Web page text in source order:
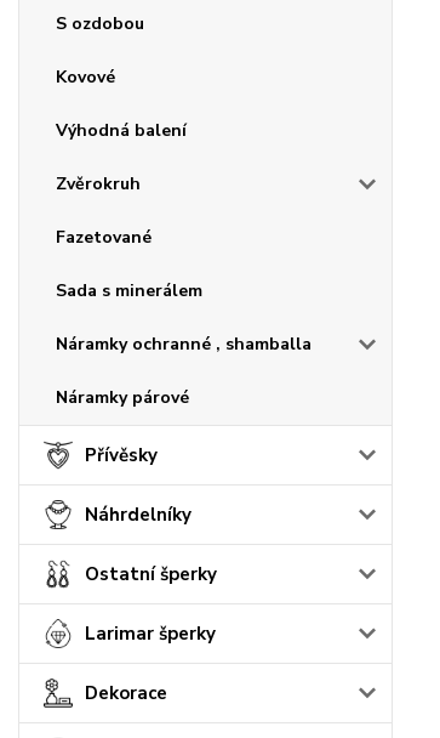
S ozdobou
Kovové
Výhodná balení
Zvěrokruh
Fazetované
Sada s minerálem
Náramky ochranné , shamballa
Náramky párové
Přívěsky
Náhrdelníky
Ostatní šperky
Larimar šperky
Dekorace